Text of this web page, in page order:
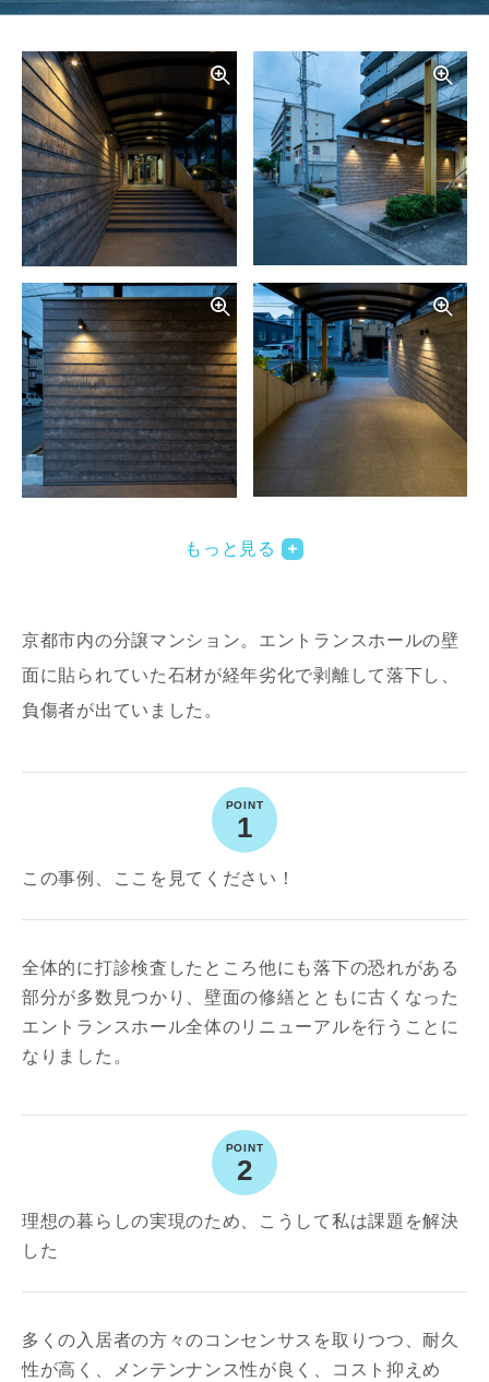
写真を拡大する
写真を拡大する
もっと見る
京都市内の分譲マンション。エントランスホールの壁
面に貼られていた石材が経年劣化で剥離して落下し、
負傷者が出ていました。
1
この事例、ここを見てください！
全体的に打診検査したところ他にも落下の恐れがある
部分が多数見つかり、壁面の修繕とともに古くなった
エントランスホール全体のリニューアルを行うことに
なりました。
2
理想の暮らしの実現のため、こうして私は課題を解決
した
多くの入居者の方々のコンセンサスを取りつつ、耐久
性が高く、メンテンナンス性が良く、コスト抑えめ